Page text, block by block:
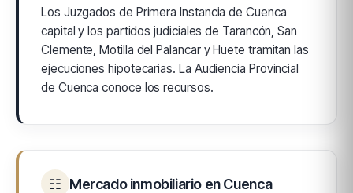
Los Juzgados de Primera Instancia de Cuenca
capital y los partidos judiciales de Tarancón, San
Clemente, Motilla del Palancar y Huete tramitan las
ejecuciones hipotecarias. La Audiencia Provincial
de Cuenca conoce los recursos.
☷ Mercado inmobiliario en Cuenca